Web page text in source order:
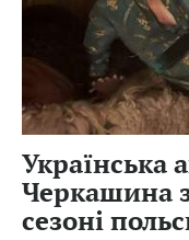
Українська
Черкашина
сезоні